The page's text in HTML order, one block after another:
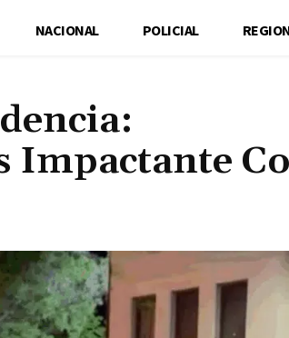
NACIONAL POLICIAL
Impactante